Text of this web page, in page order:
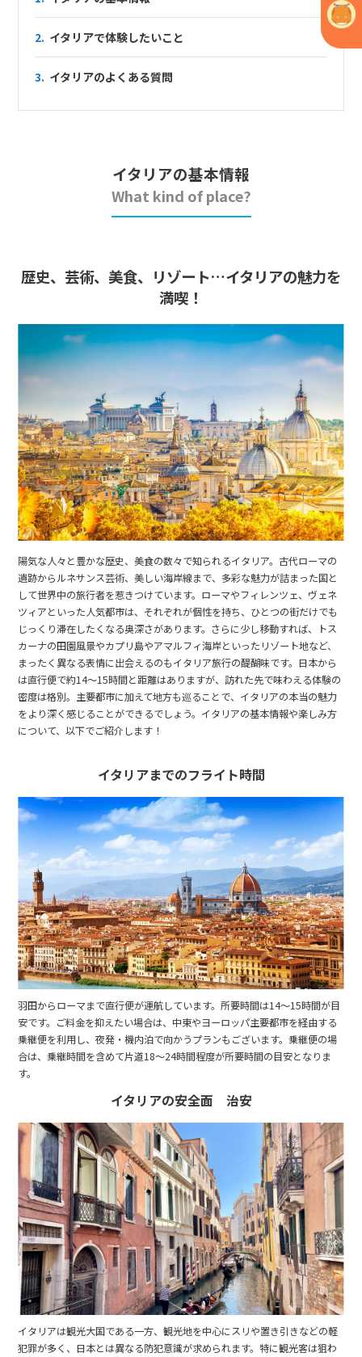
2. イタリアで体験したいこと
3. イタリアのよくある質問
イタリアの基本情報
What kind of place?
歴史、芸術、美食、リゾート…イタリアの魅力を
満喫！
陽気な人々と豊かな歴史、美食の数々で知られるイタリア。古代ローマの
遺跡からルネサンス芸術、美しい海岸線まで、多彩な魅力が詰まった国と
して世界中の旅行者を惹きつけています。ローマやフィレンツェ、ヴェネ
ツィアといった人気都市は、それぞれが個性を持ち、ひとつの街だけでも
じっくり滞在したくなる奥深さがあります。さらに少し移動すれば、トス
カーナの田園風景やカプリ島やアマルフィ海岸といったリゾート地など、
まったく異なる表情に出会えるのもイタリア旅行の醍醐味です。日本から
は直行便で約14〜15時間と距離はありますが、訪れた先で味わえる体験の
密度は格別。主要都市に加えて地方も巡ることで、イタリアの本当の魅力
をより深く感じることができるでしょう。イタリアの基本情報や楽しみ方
について、以下でご紹介します！
イタリアまでのフライト時間
羽田からローマまで直行便が運航しています。所要時間は14〜15時間が目
安です。ご料金を抑えたい場合は、中東やヨーロッパ主要都市を経由する
乗継便を利用し、夜発・機内泊で向かうプランもございます。乗継便の場
合は、乗継時間を含めて片道18〜24時間程度が所要時間の目安となりま
す。
イタリアの安全面 治安
イタリアは観光大国である一方、観光地を中心にスリや置き引きなどの軽
犯罪が多く、日本とは異なる防犯意識が求められます。特に観光客は狙わ